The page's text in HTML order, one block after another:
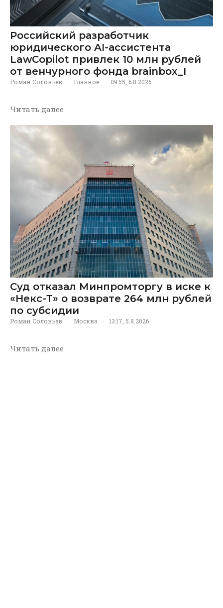
Российский разработчик
юридического AI-ассистента
LawCopilot привлек 10 млн рублей
от венчурного фонда brainbox_I
Роман Соловьев · Главное · 09:55, 6.8.2026
Читать далее
Суд отказал Минпромторгу в иске к
«Некс-Т» о возврате 264 млн рублей
по субсидии
Роман Соловьев · Москва · 13:17, 5.8.2026
Читать далее